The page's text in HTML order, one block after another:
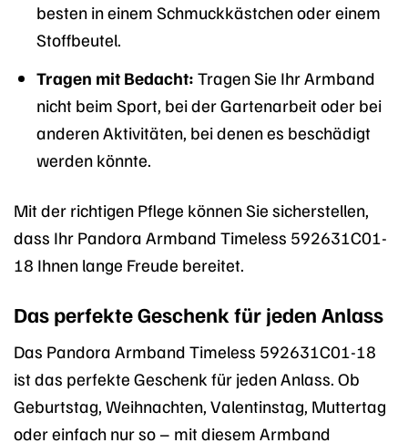
besten in einem Schmuckkästchen oder einem
Stoffbeutel.
Tragen mit Bedacht: Tragen Sie Ihr Armband
nicht beim Sport, bei der Gartenarbeit oder bei
anderen Aktivitäten, bei denen es beschädigt
werden könnte.
Mit der richtigen Pflege können Sie sicherstellen,
dass Ihr Pandora Armband Timeless 592631C01-
18 Ihnen lange Freude bereitet.
Das perfekte Geschenk für jeden Anlass
Das Pandora Armband Timeless 592631C01-18
ist das perfekte Geschenk für jeden Anlass. Ob
Geburtstag, Weihnachten, Valentinstag, Muttertag
oder einfach nur so – mit diesem Armband